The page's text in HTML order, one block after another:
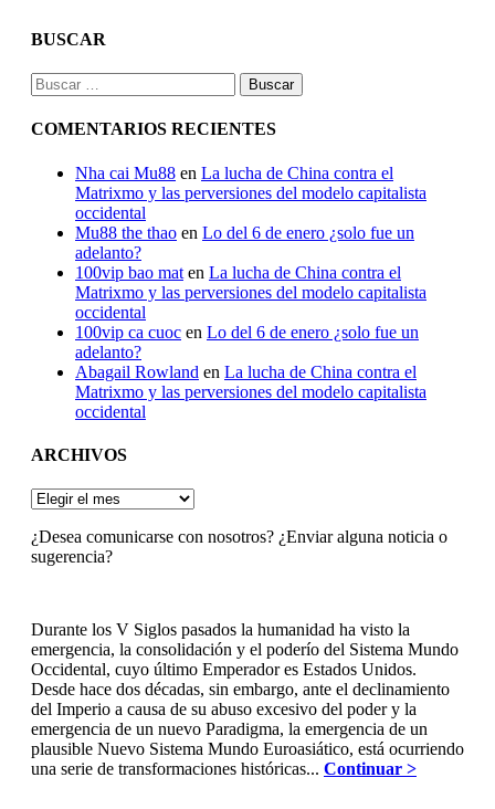
BUSCAR
Buscar:
COMENTARIOS RECIENTES
Nha cai Mu88 en La lucha de China contra el
Matrixmo y las perversiones del modelo capitalista
occidental
Mu88 the thao en Lo del 6 de enero ¿solo fue un
adelanto?
100vip bao mat en La lucha de China contra el
Matrixmo y las perversiones del modelo capitalista
occidental
100vip ca cuoc en Lo del 6 de enero ¿solo fue un
adelanto?
Abagail Rowland en La lucha de China contra el
Matrixmo y las perversiones del modelo capitalista
occidental
ARCHIVOS
ARCHIVOS
¿Desea comunicarse con nosotros? ¿Enviar alguna noticia o
sugerencia?
Durante los V Siglos pasados la humanidad ha visto la
emergencia, la consolidación y el poderío del Sistema Mundo
Occidental, cuyo último Emperador es Estados Unidos.
Desde hace dos décadas, sin embargo, ante el declinamiento
del Imperio a causa de su abuso excesivo del poder y la
emergencia de un nuevo Paradigma, la emergencia de un
plausible Nuevo Sistema Mundo Euroasiático, está ocurriendo
una serie de transformaciones históricas... Continuar >